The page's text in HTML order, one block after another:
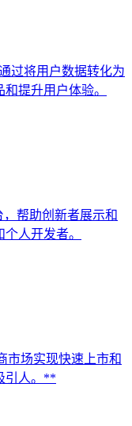
过将用户数据转化为
提升用户体验。
帮助创新者展示和
人开发者。
市场实现快速上市和
引人。**